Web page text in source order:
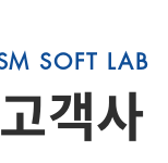
고객사